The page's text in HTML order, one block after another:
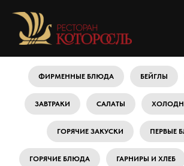
ФИРМЕННЫЕ БЛЮДА БЕЙГЛЫ
ЗАВТРАКИ САЛАТЫ
ГОРЯЧИЕ ЗАКУСКИ ПЕРВЫЕ
ГОРЯЧИЕ БЛЮДА ГАРНИРЫ И ХЛЕБ